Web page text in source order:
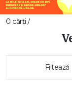
0 cărți /
Filtează